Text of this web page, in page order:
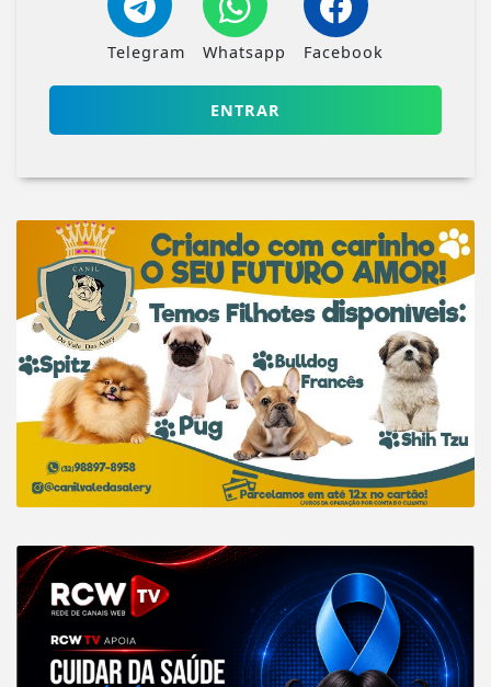
Telegram Whatsapp Facebook
ENTRAR